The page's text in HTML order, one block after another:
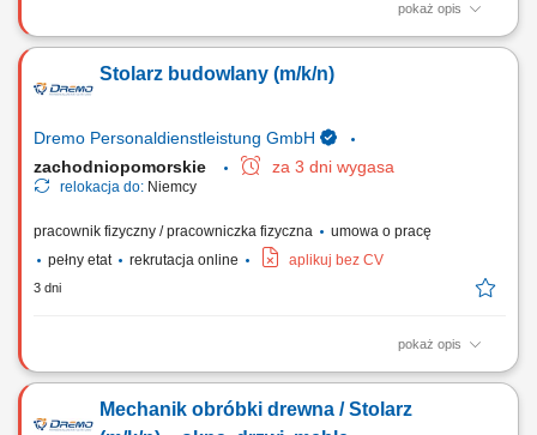
pokaż opis
Obowiązki: Przygotowywanie i organizacja procesów pracy – od cięcia
wytycznymi i rysunkiem technicznym; Praca w produkcji jednostkowej i
seryjnej; Obsługa nowoczesnych maszyn do obróbki drewna;
Stolarz budowlany (m/k/n)
Dremo Personaldienstleistung GmbH
zachodniopomorskie
za 3 dni wygasa
relokacja do: Niemcy
pracownik fizyczny / pracowniczka fizyczna
umowa o pracę
pełny etat
rekrutacja online aplikuj bez CV
3 dni
pokaż opis
Obowiązki: wykonywanie drewnianych schodów; montaż elementów w
osadzanie okien w gotowych elementach ściennych; obsługa maszyn;
Mechanik obróbki drewna / Stolarz